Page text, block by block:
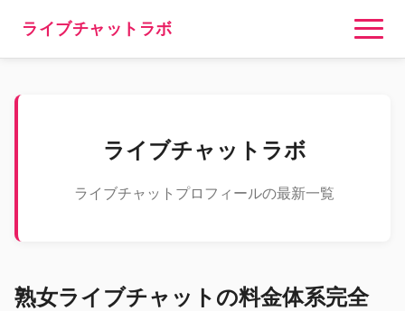
ライブチャットラボ
ライブチャットラボ
ライブチャットプロフィールの最新一覧
熟女ライブチャットの料金体系完全